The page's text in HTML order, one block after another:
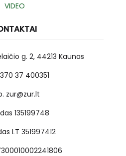
VIDEO
g. 2, 44213 Kaunas
37 400351
zur@zur.lt
135199748
LT 351997412